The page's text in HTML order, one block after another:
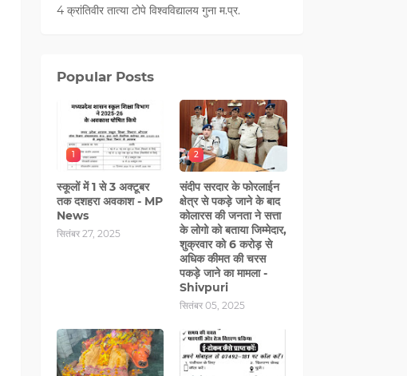
4 क्रांतिवीर तात्या टोपे विश्वविद्यालय गुना म.प्र.
Popular Posts
1
स्कूलों में 1 से 3 अक्टूबर
तक दशहरा अवकाश - MP
News
सितंबर 27, 2025
2
संदीप सरदार के फोरलाईन
क्षेत्र से पकड़े जाने के बाद
कोलारस की जनता ने सत्ता
के लोगो को बताया जिम्मेदार,
शुक्रवार को 6 करोड़ से
अधिक कीमत की चरस
पकड़े जाने का मामला -
Shivpuri
सितंबर 05, 2025